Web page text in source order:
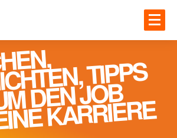
TIPPS
U
JOB
KARRIERE